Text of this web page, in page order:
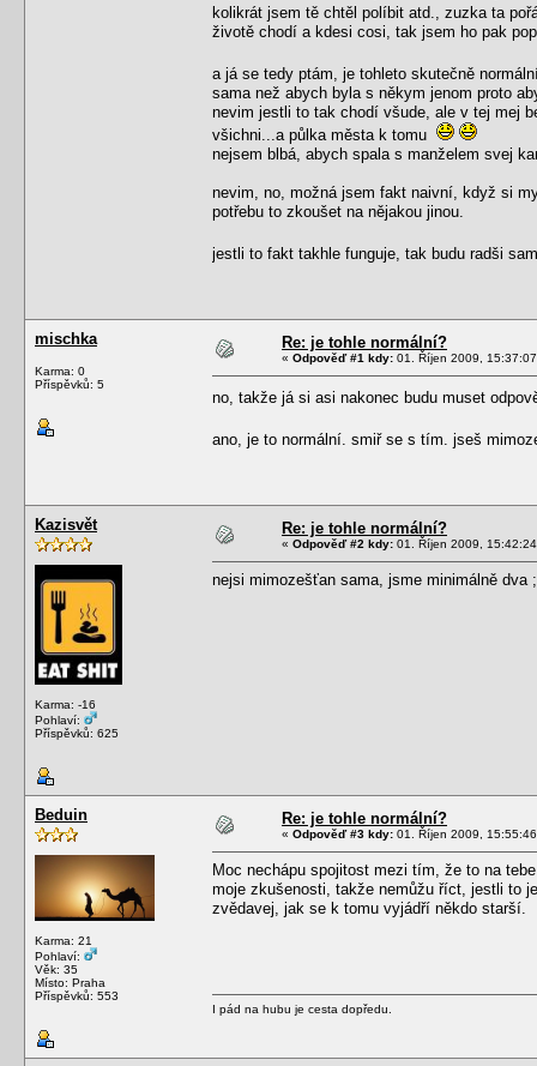
kolikrát jsem tě chtěl políbit atd., zuzka ta
životě chodí a kdesi cosi, tak jsem ho pak
a já se tedy ptám, je tohleto skutečně
sama než abych byla s někym jenom proto
nevim jestli to tak chodí všude, ale v tej mej
všichni...a půlka města k tomu
nejsem blbá, abych spala s manželem svej
nevim, no, možná jsem fakt naivní, když si
potřebu to zkoušet na nějakou jinou.
jestli to fakt takhle funguje, tak budu radši
mischka
Karma: 0
Příspěvků: 5
Re: je tohle normální?
« Odpověď #1 kdy: 01. Říjen 2009,
no, takže já si asi nakonec budu muset
ano, je to normální. smiř se s tím. jseš
Kazisvět
Karma: -16
Pohlaví:
Příspěvků: 625
Re: je tohle normální?
« Odpověď #2 kdy: 01. Říjen 2009,
nejsi mimozešťan sama, jsme minimálně dva
Beduin
Karma: 21
Pohlaví:
Věk: 35
Místo: Praha
Příspěvků: 553
Re: je tohle normální?
« Odpověď #3 kdy: 01. Říjen 2009,
Moc nechápu spojitost mezi tím, že to na
moje zkušenosti, takže nemůžu říct, jestli to
zvědavej, jak se k tomu vyjádří někdo starší.
I pád na hubu je cesta dopředu.